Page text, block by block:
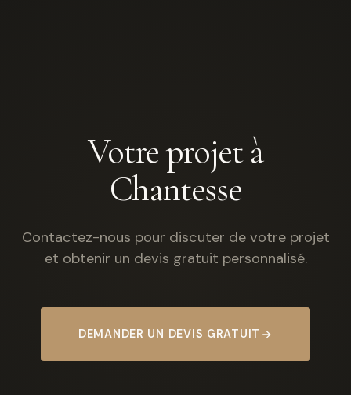
Votre projet à
Chantesse
Contactez-nous pour discuter de votre projet
et obtenir un devis gratuit personnalisé.
DEMANDER UN DEVIS GRATUIT